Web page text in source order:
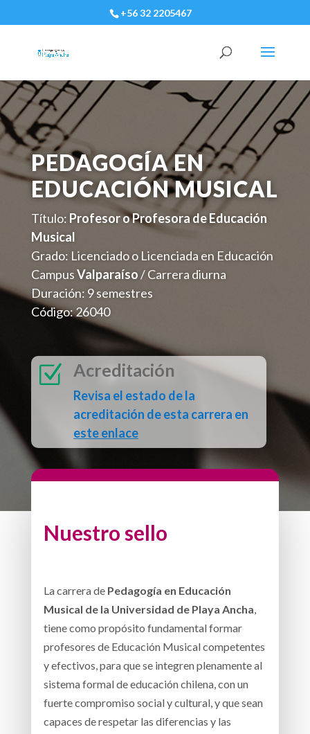
+56 32 2205467
PEDAGOGÍA EN
EDUCACIÓN MUSICAL
Título: Profesor o Profesora de Educación
Musical
Grado: Licenciado o Licenciada en Educación
CampusValparaíso/ Carrera diurna
Duración: 9 semestres
Código: 26040
Z Acreditación
Revisa el estado de la
acreditación de esta carrera en
este enlace
Nuestro sello
La carrera de Pedagogía en Educación
Musical de la Universidad de Playa Ancha
tiene como propósito fundamental formar
profesores de Educación Musical competentes
y efectivos, para que se integren plenamente al
sistema formal de educación chilena, con un
fuerte compromiso social y cultural, y que sean
capaces de respetar las diferencias y las